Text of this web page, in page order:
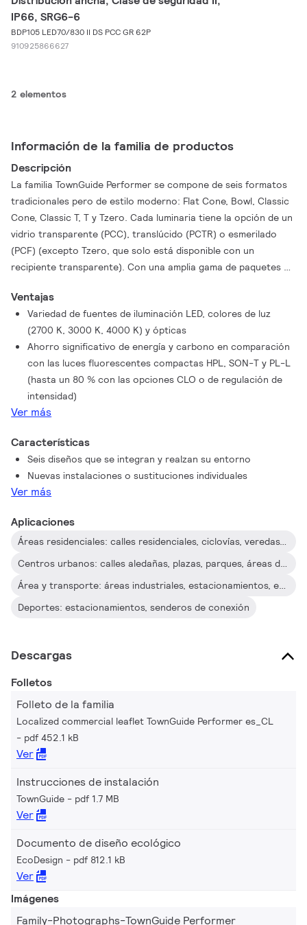
IP66, SRG6-6
BDP105 LED70/830 II DS PCC GR 62P
910925866627
2 elementos
Información de la familia de productos
Descripción
La familia TownGuide Performer se compone de seis formatos
tradicionales pero de estilo moderno: Flat Cone, Bowl, Classic
Cone, Classic T, T y Tzero. Cada luminaria tiene la opción de un
vidrio transparente (PCC), translúcido (PCTR) o esmerilado
(PCF) (excepto Tzero, que solo está disponible con un
recipiente transparente). Con una amplia gama de paquetes de
cálido, y una gama de ópticas específicas para alturas de
montaje más bajas, es fácil seleccionar la versión que mejor se
adapte a los requisitos específicos de tu proyecto. Todo ello
combinado con una larga vida útil de 100,000 horas de
funcionamiento. Además, TownGuide Performer cuenta con una
variedad de opciones de sistemas de control que pueden
hacer de esta luminaria una parte integral de los programas
inteligentes de reducción de energía. Esto incluye el control de
control de grupos de red codificados, además de la perfecta
conectividad remota con el software de gestión de iluminación
Interact. La instalación es fácil. Gracias al conector de silbato
de bayoneta con prensaestopas integrado situado en la
La aplicación Signify Service Tag ofrece acceso directo a
todos los datos relevantes, lo que garantiza que el
mantenimiento también sea sencillo. Philips ha hecho todo lo
posible para que el costo total de propiedad (TCO) de la
TownGuide Performer es una luminaria LED dedicada,
comparación con la iluminación convencional.
Ventajas
Variedad de fuentes de iluminación LED, colores de luz
(2700 K, 3000 K, 4000 K) y ópticas
Ahorro significativo de energía y carbono en comparación
con las luces fluorescentes compactas HPL, SON-T y PL-L
(hasta un 80 % con las opciones CLO o de regulación de
intensidad)
Ver más
Características
Seis diseños que se integran y realzan su entorno
Nuevas instalaciones o sustituciones individuales
Ver más
Aplicaciones
Áreas residenciales: calles residenciales, ciclovías, veredas, rotondas, plazas, parques, áreas de juegos, estacionamientos
Centros urbanos: calles aledañas, plazas, parques, áreas de juegos, ciclovías, veredas, estacionamientos, rotondas, áreas peatonales y de centros comerciales
Área y transporte: áreas industriales, estacionamientos, estaciones de servicio, aeropuertos, puertos, áreas de transporte público
Deportes: estacionamientos, senderos de conexión
Descargas
Folletos
Folleto de la familia
Localized commercial leaflet TownGuide Performer es_CL
pdf 452.1 kB
Ver
Instrucciones de instalación
TownGuide pdf 1.7 MB
Ver
Documento de diseño ecológico
EcoDesign pdf 812.1 kB
Ver
Imágenes
Family-Photographs-TownGuide Performer